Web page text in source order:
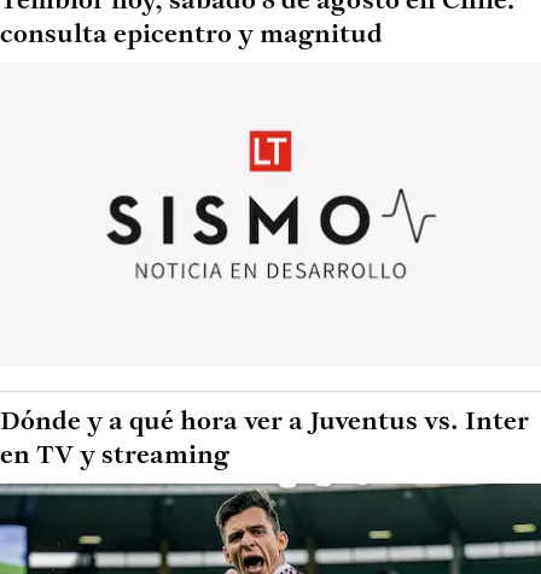
consulta epicentro y magnitud
Dónde y a qué hora ver a Juventus vs. Inter
en TV y streaming